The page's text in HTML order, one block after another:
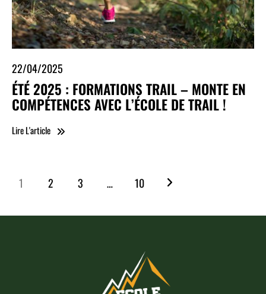
22/04/2025
ÉTÉ 2025 : FORMATIONS TRAIL – MONTE EN
COMPÉTENCES AVEC L’ÉCOLE DE TRAIL !
Lire L'article
1 2 3 … 10